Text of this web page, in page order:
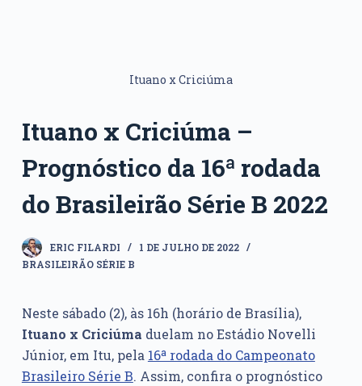
Ituano x Criciúma
Ituano x Criciúma –
Prognóstico da 16ª rodada
do Brasileirão Série B 2022
ERIC FILARDI
1 DE JULHO DE 2022
BRASILEIRÃO SÉRIE B
Neste sábado (2), às 16h (horário de Brasília),
Ituano x Criciúma duelam no Estádio Novelli
Júnior, em Itu, pela 16ª rodada do Campeonato
Brasileiro Série B. Assim, confira o prognóstico